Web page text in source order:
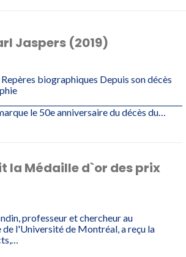
Jaspers (2019)
biographiques Depuis son décès
le 50e anniversaire du décès du…
la Médaille d`or des prix
professeur et chercheur au
l'Université de Montréal, a reçu la